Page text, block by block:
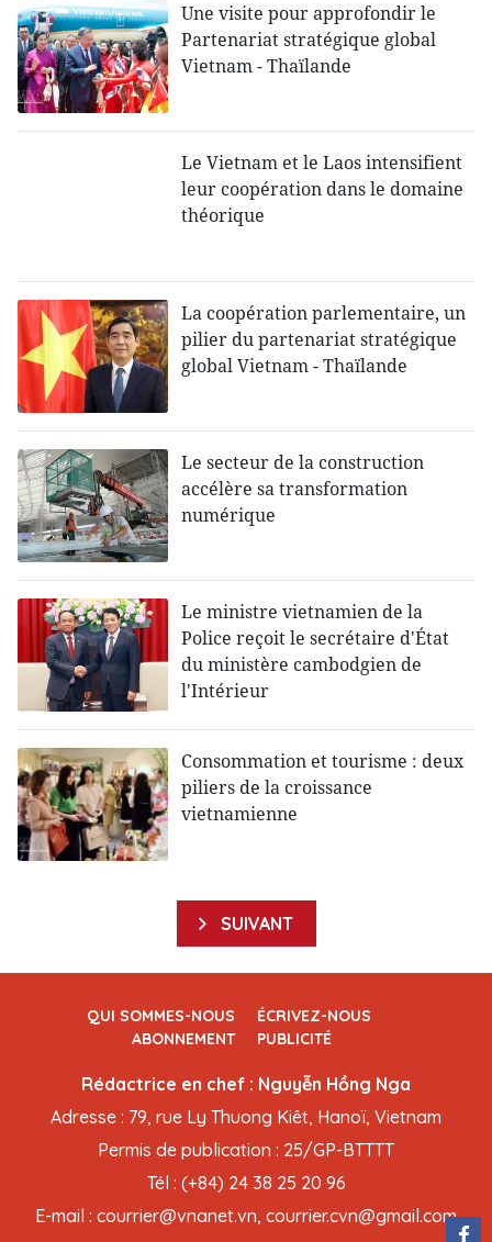
Une visite pour approfondir le
Partenariat stratégique global
Vietnam - Thaïlande
Le Vietnam et le Laos intensifient
leur coopération dans le domaine
théorique
La coopération parlementaire, un
pilier du partenariat stratégique
global Vietnam - Thaïlande
Le secteur de la construction
accélère sa transformation
numérique
Le ministre vietnamien de la
Police reçoit le secrétaire d'État
du ministère cambodgien de
l'Intérieur
Consommation et tourisme : deux
piliers de la croissance
vietnamienne
SUIVANT
QUI SOMMES-NOUS
ÉCRIVEZ-NOUS
ABONNEMENT
PUBLICITÉ
Rédactrice en chef : Nguyễn Hồng Nga
Adresse : 79, rue Ly Thuong Kiêt, Hanoï, Vietnam
Permis de publication : 25/GP-BTTTT
Tél : (+84) 24 38 25 20 96
E-mail : courrier@vnanet.vn, courrier.cvn@gmail.com